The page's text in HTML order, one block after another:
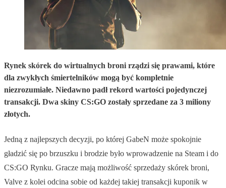
Rynek skórek do wirtualnych broni rządzi się prawami, które
dla zwykłych śmiertelników mogą być kompletnie
niezrozumiałe. Niedawno padł rekord wartości pojedynczej
transakcji. Dwa skiny CS:GO zostały sprzedane za 3 miliony
złotych.
Jedną z najlepszych decyzji, po której GabeN może spokojnie
gładzić się po brzuszku i brodzie było wprowadzenie na Steam i do
CS:GO Rynku. Gracze mają możliwość sprzedaży skórek broni,
Valve z kolei odcina sobie od każdej takiej transakcji kuponik w